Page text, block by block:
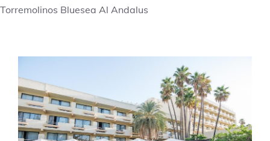
Torremolinos Bluesea Al Andalus